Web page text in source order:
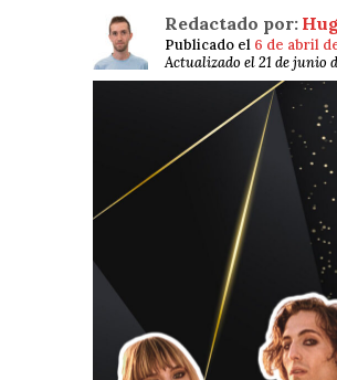
Redactado por:
Publicado el 6 de abril
Actualizado el 21 de junio